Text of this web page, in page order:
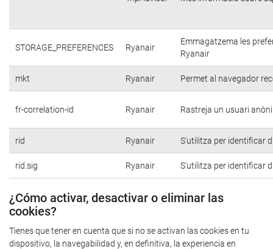
STORAGE_PREFERENCES Ryanair
Emmagatzema les
Ryanair
mkt Ryanair Permet al navegador
fr-correlation-id Ryanair Rastreja un usuari
rid Ryanair S'utilitza per identificar
rid.sig Ryanair S'utilitza per identificar
¿Cómo activar, desactivar o eliminar las
cookies?
Tienes que tener en cuenta que si no se activan las cookies en tu
dispositivo, la navegabilidad y, en definitiva, la experiencia en